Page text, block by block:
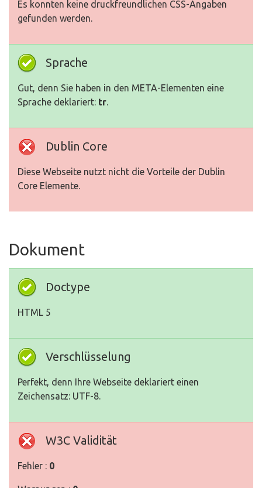
Es konnten keine druckfreundlichen CSS-Angaben
gefunden werden.
Sprache
Gut, denn Sie haben in den META-Elementen eine
Sprache deklariert: tr.
Dublin Core
Diese Webseite nutzt nicht die Vorteile der Dublin
Core Elemente.
Dokument
Doctype
HTML 5
Verschlüsselung
Perfekt, denn Ihre Webseite deklariert einen
Zeichensatz: UTF-8.
W3C Validität
Fehler : 0